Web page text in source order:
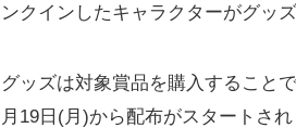
9月17日からセブンプリント
9月17日にサンリオキャラク
ンクインしたキャラクターがグッ
グッズは対象賞品を購入すること
月19日(月)から配布がスタートさ